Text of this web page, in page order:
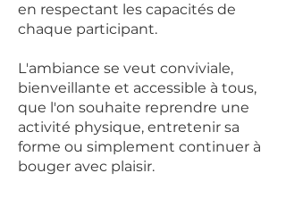
en respectant les capacités de
chaque participant.
L'ambiance se veut conviviale,
bienveillante et accessible à tous,
que l'on souhaite reprendre une
activité physique, entretenir sa
forme ou simplement continuer à
bouger avec plaisir.